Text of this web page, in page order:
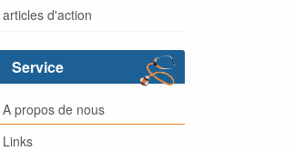
articles d'action
Service
A propos de nous
Links